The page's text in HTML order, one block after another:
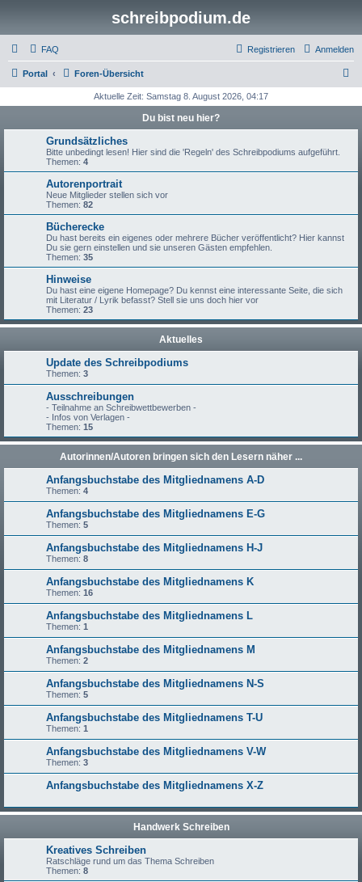
schreibpodium.de
FAQ Anmelden
Registrieren
Portal Foren-Übersicht
h
Aktuelle Zeit: Samstag 8. August 2026, 04:17
Du bist neu hier?
Grundsätzliches
Bitte unbedingt lesen! Hier sind die 'Regeln' des Schreibpodiums aufgeführt.
Themen: 4
Autorenportrait
Neue Mitglieder stellen sich vor
Themen: 82
Bücherecke
Du hast bereits ein eigenes oder mehrere Bücher veröffentlicht? Hier kannst
Du sie gern einstellen und sie unseren Gästen empfehlen.
Themen: 35
Hinweise
Du hast eine eigene Homepage? Du kennst eine interessante Seite, die sich
mit Literatur / Lyrik befasst? Stell sie uns doch hier vor
Themen: 23
Aktuelles
Update des Schreibpodiums
Themen: 3
Ausschreibungen
- Teilnahme an Schreibwettbewerben -
- Infos von Verlagen -
Themen: 15
Autorinnen/Autoren bringen sich den Lesern näher ...
Anfangsbuchstabe des Mitgliednamens A-D
Themen: 4
Anfangsbuchstabe des Mitgliednamens E-G
Themen: 5
Anfangsbuchstabe des Mitgliednamens H-J
Themen: 8
Anfangsbuchstabe des Mitgliednamens K
Themen: 16
Anfangsbuchstabe des Mitgliednamens L
Themen: 1
Anfangsbuchstabe des Mitgliednamens M
Themen: 2
Anfangsbuchstabe des Mitgliednamens N-S
Themen: 5
Anfangsbuchstabe des Mitgliednamens T-U
Themen: 1
Anfangsbuchstabe des Mitgliednamens V-W
Themen: 3
Anfangsbuchstabe des Mitgliednamens X-Z
Handwerk Schreiben
Kreatives Schreiben
Ratschläge rund um das Thema Schreiben
Themen: 8